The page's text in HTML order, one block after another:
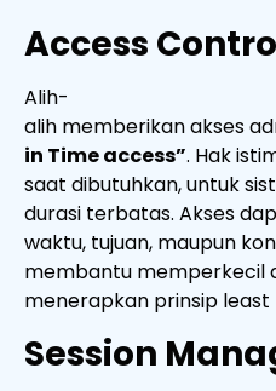
Access
Alih-
alih memberikan akses
in Time access”. Hak
saat dibutuhkan, untuk
durasi terbatas. Akses
waktu, tujuan, maupun
membantu memperkecil
menerapkan prinsip
Session